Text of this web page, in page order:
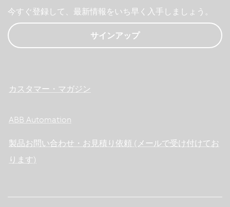
今すぐ登録して、最新情報をいち早く入手しましょう。
サインアップ
カスタマー・マガジン
ABB Automation
製品お問い合わせ・お見積り依頼 (メールで受け付けてお
ります)